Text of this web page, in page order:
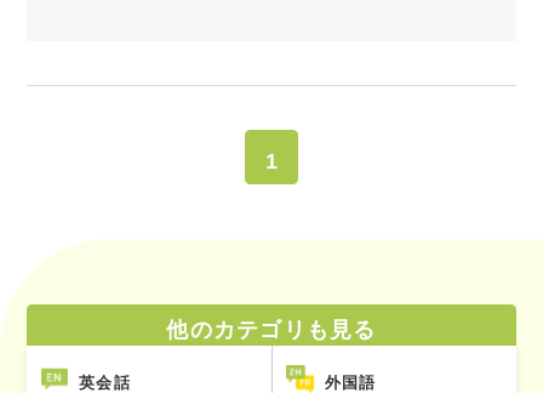
1
他のカテゴリも見る
英会話 外国語